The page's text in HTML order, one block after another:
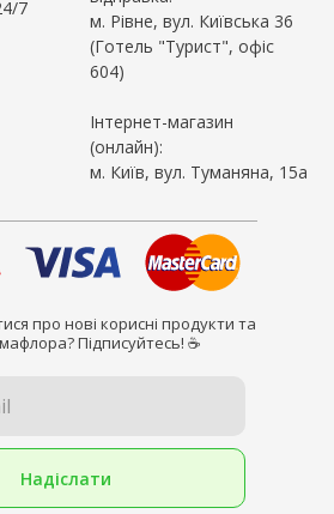
7
м. Рівне, вул. Київська 36
(Готель "Турист", офіс
604)
Інтернет-магазин
(онлайн):
м. Київ, вул. Туманяна, 15а
про нові корисні продукти та
Підписуйтесь! ☕
Надіслати